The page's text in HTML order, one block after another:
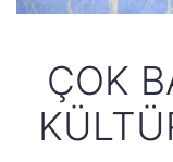
ÇOK